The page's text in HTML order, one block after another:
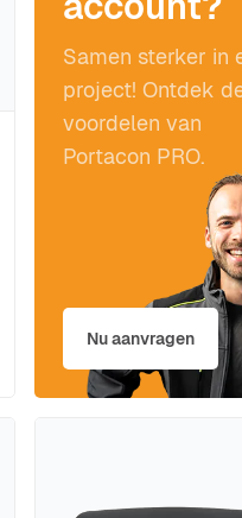
Samen sterker in
project! Ontdek
voordelen van
Portacon PRO.
Nu aanvragen